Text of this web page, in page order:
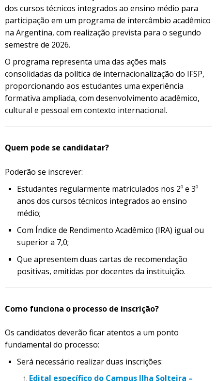
dos cursos técnicos integrados ao ensino médio para
participação em um programa de intercâmbio acadêmico
na Argentina, com realização prevista para o segundo
semestre de 2026.
O programa representa uma das ações mais
consolidadas da política de internacionalização do IFSP,
proporcionando aos estudantes uma experiência
formativa ampliada, com desenvolvimento acadêmico,
cultural e pessoal em contexto internacional.
Quem pode se candidatar?
Poderão se inscrever:
Estudantes regularmente matriculados nos 2º e 3º
anos dos cursos técnicos integrados ao ensino
médio;
Com Índice de Rendimento Acadêmico (IRA) igual ou
superior a 7,0;
Que apresentem duas cartas de recomendação
positivas, emitidas por docentes da instituição.
Como funciona o processo de inscrição?
Os candidatos deverão ficar atentos a um ponto
fundamental do processo:
Será necessário realizar duas inscrições:
Edital específico do Campus Ilha Solteira –